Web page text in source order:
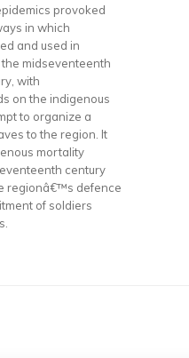
provoked
in which
and used in
midseventeenth
with
on the indigenous
to organize a
to the region. It
mortality
century
regionâ€™s defence
of soldiers